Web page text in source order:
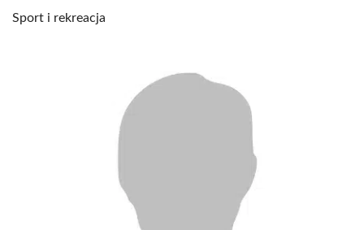
Sport i rekreacja